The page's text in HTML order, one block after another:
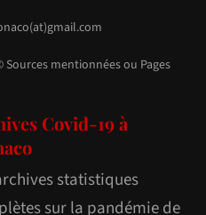
Sources mentionnées ou Pages
Covid-19 à
statistiques
sur la pandémie de